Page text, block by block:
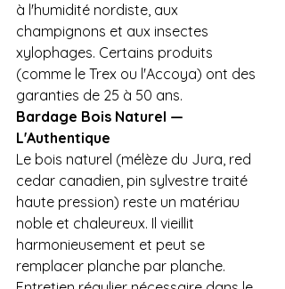
à l'humidité nordiste, aux
champignons et aux insectes
xylophages. Certains produits
(comme le Trex ou l'Accoya) ont des
garanties de 25 à 50 ans.
Bardage Bois Naturel —
L'Authentique
Le bois naturel (mélèze du Jura, red
cedar canadien, pin sylvestre traité
haute pression) reste un matériau
noble et chaleureux. Il vieillit
harmonieusement et peut se
remplacer planche par planche.